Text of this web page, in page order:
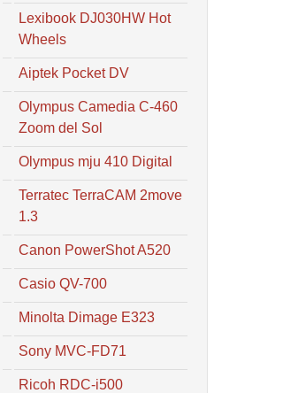
Lexibook DJ030HW Hot
Wheels
Aiptek Pocket DV
Olympus Camedia C-460
Zoom del Sol
Olympus mju 410 Digital
Terratec TerraCAM 2move
1.3
Canon PowerShot A520
Casio QV-700
Minolta Dimage E323
Sony MVC-FD71
Ricoh RDC-i500